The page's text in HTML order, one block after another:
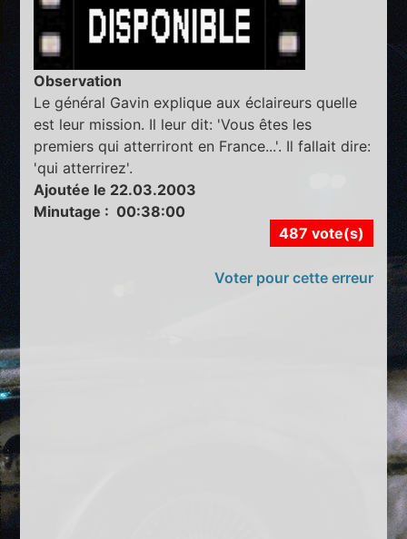
Observation
Le général Gavin explique aux éclaireurs quelle
est leur mission. Il leur dit: 'Vous êtes les
premiers qui atterriront en France...'. Il fallait dire:
'qui atterrirez'.
Ajoutée le 22.03.2003
Minutage : 00:38:00
487 vote(s)
Voter pour cette erreur